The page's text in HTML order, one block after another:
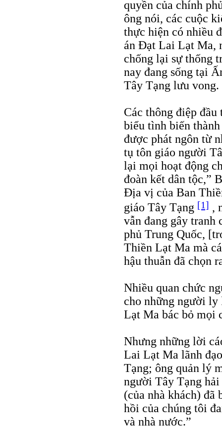
quyền của chính
ông nói, các cuộc
thực hiện có nhiều
án Ðạt Lai Lạt Ma,
chống lại sự thống
nay đang sống tại
Tây Tạng lưu vong.
Các thông điệp
biểu tình biến
được phát ngôn từ
tụ tôn giáo người
lại mọi hoạt động
đoàn kết dân tộc,”
Địa vị của Ban
giáo Tây Tạng [1] ,
vẫn đang gây tranh
phủ Trung Quốc,
Thiền Lạt Ma mà
hậu thuẫn đã chọn
Nhiều quan chức
cho những người
Lạt Ma bác bỏ mọi
Nhưng những lời
Lai Lạt Ma lãnh
Tạng; ông quản lý
người Tây Tạng hải
(của nhà khách) đã
hồi của chúng tôi
và nhà nước.”